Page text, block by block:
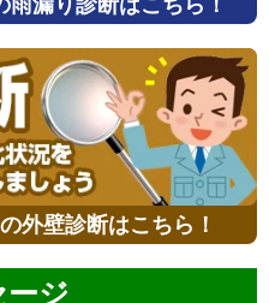
漏り診断はこちら！
外壁診断はこちら！
ジ